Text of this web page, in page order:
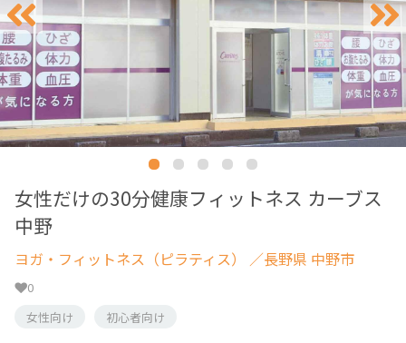
女性だけの30分健康フィットネス カーブス
中野
ヨガ・フィットネス（ピラティス） ／長野県 中野市
0
女性向け
初心者向け